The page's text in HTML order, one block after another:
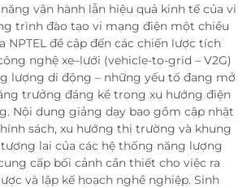
vận hành lẫn hiệu quả kinh tế của vi
trình đào tạo vi mạng điện một chiều
NPTEL đề cập đến các chiến lược tích
nghệ xe–lưới (vehicle-to-grid – V2G)
lượng di động – những yếu tố đang mở
trưởng đáng kể trong xu hướng điện
Nội dung giảng dạy bao gồm cập nhật
sách, xu hướng thị trường và khung
lai của các hệ thống năng lượng
cấp bối cảnh cần thiết cho việc ra
và lập kế hoạch nghề nghiệp. Sinh